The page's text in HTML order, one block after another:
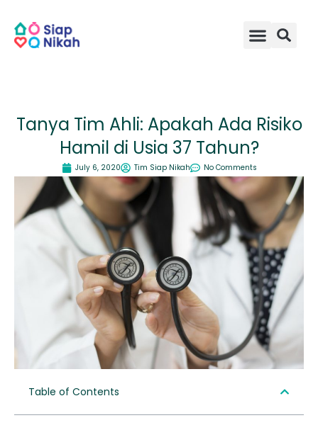
content
Tanya Tim Ahli: Apakah Ada Risiko
Hamil di Usia 37 Tahun?
July 6, 2020 Tim Siap Nikah No Comments
Table of Contents